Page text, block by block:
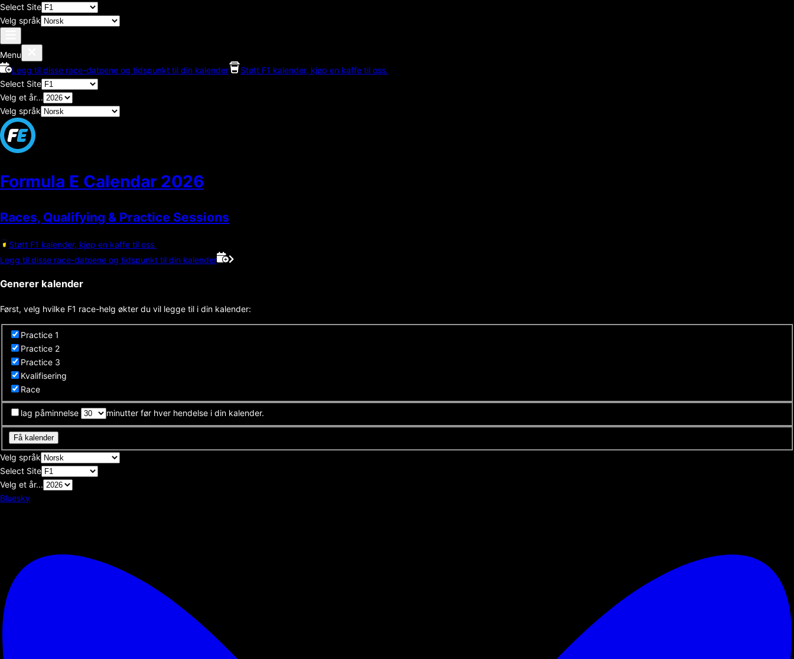
Select Site
Velg språk
Menu
Legg til disse race-datoene og tidspunkt til din kalender
Støtt F1 kalender, kjøp en kaffe til oss.
Select Site
Velg et år...
Velg språk
Formula E Calendar 2026
Races, Qualifying & Practice Sessions
Støtt F1 kalender, kjøp en kaffe til oss.
Legg til disse race-datoene og tidspunkt til din kalender
Generer kalender
Først, velg hvilke F1 race-helg økter du vil legge til i din kalender:
Practice 1
Practice 2
Practice 3
Kvalifisering
Race
lag påminnelse minutter før hver hendelse i din kalender.
Få kalender
Velg språk
Select Site
Velg et år...
Bluesky